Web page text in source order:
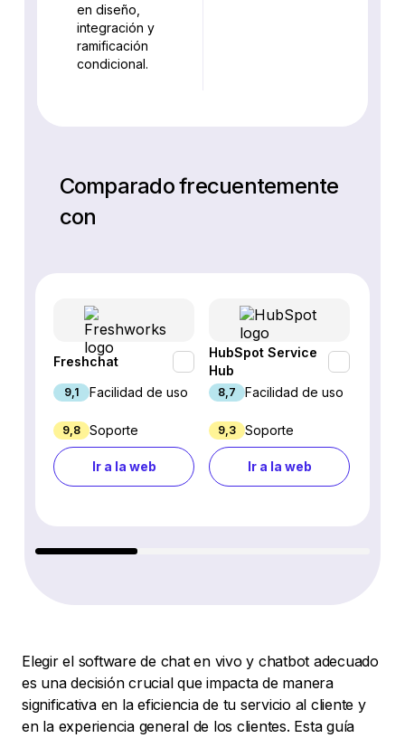
en diseño,
integración y
ramificación
condicional.
Comparado frecuentemente
con
Freshchat
9,1 Facilidad de uso
9,8 Soporte
Ir a la web
HubSpot Service
Hub
8,7 Facilidad de uso
9,3 Soporte
Ir a la web
Elegir el software de chat en vivo y chatbot adecuado
es una decisión crucial que impacta de manera
significativa en la eficiencia de tu servicio al cliente y
en la experiencia general de los clientes. Esta guía